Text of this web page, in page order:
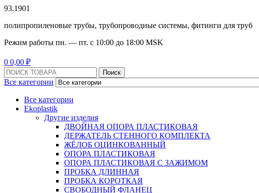
93.1901
полипропиленовые трубы, трубопроводные системы, фитинги для труб
Режим работы пн. — пт. с 10:00 до 18:00 MSK
0 0,00 ₽
Поиск:
Поиск
Все категории
Все категории
Ekoplastik
Другие изделия
ДВОЙНАЯ ОПОРА ПЛАСТИКОВАЯ
ДЕРЖАТЕЛЬ СТЕННОГО КОМПЛЕКТА
ЖЁЛОБ ОЦИНКОВАННЫЙ
ОПОРА ПЛАСТИКОВАЯ
ОПОРА ПЛАСТИКОВАЯ С ЗАЖИМОМ
ПРОБКА ДЛИННАЯ
ПРОБКА КОРОТКАЯ
СВОБОДНЫЙ ФЛАНЕЦ